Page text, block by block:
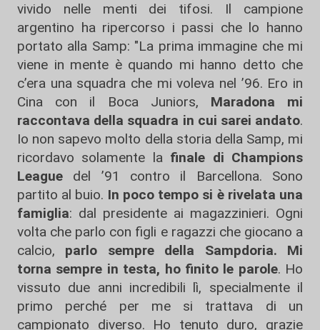
vivido nelle menti dei tifosi. Il campione
argentino ha ripercorso i passi che lo hanno
portato alla Samp: "La prima immagine che mi
viene in mente è quando mi hanno detto che
c’era una squadra che mi voleva nel ’96. Ero in
Cina con il Boca Juniors, Maradona mi
raccontava della squadra in cui sarei andato.
Io non sapevo molto della storia della Samp, mi
ricordavo solamente la finale di Champions
League del ’91 contro il Barcellona. Sono
partito al buio. In poco tempo si è rivelata una
famiglia: dal presidente ai magazzinieri. Ogni
volta che parlo con figli e ragazzi che giocano a
calcio, parlo sempre della Sampdoria.
Mi
torna sempre in testa, ho finito le parole. Ho
vissuto due anni incredibili lì, specialmente il
primo perché per me si trattava di un
campionato diverso. Ho tenuto duro, grazie